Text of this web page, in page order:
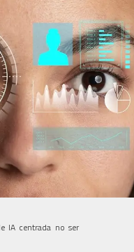
IA centrada no ser